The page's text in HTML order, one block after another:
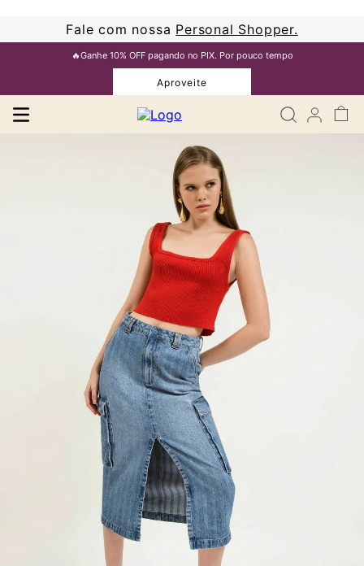
Fale com nossa Personal Shopper.
🔥Ganhe 10% OFF pagando no PIX. Por pouco tempo
Aproveite